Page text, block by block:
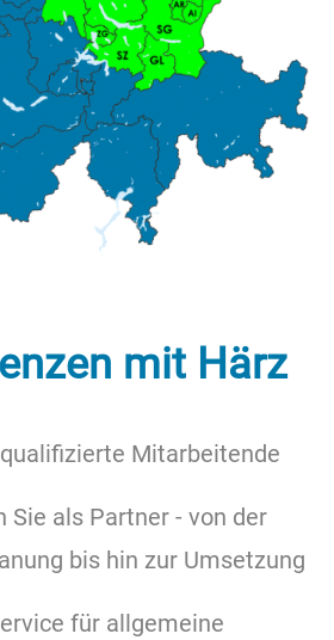
mit Härz
Mitarbeitende
Sie als Partner - von der
bis hin zur Umsetzung
für allgemeine